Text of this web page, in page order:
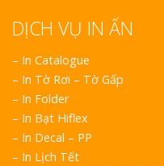
DỊCH VỤ IN ẤN
– In Catalogue
– In Tờ Rơi – Tờ Gấp
– In Folder
– In Bạt Hiflex
– In Decal – PP
– In Lịch Tết